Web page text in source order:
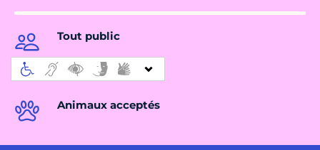
Tout public
Animaux acceptés